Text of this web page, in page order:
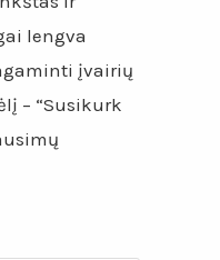
lengva
įvairių
– “Susikurk